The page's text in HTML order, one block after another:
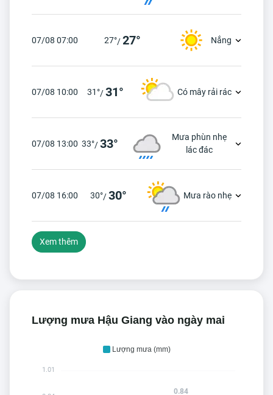
07/08 07:00 27°/27° Nắng
07/08 10:00 31°/31° Có mây rải rác
07/08 13:00 33°/33°
Mưa phùn nhẹ
lác đác
07/08 16:00 30°/30° Mưa rào nhẹ
Xem thêm
Lượng mưa Hậu Giang vào ngày mai
Lượng mưa (mm)
0.84
1.01